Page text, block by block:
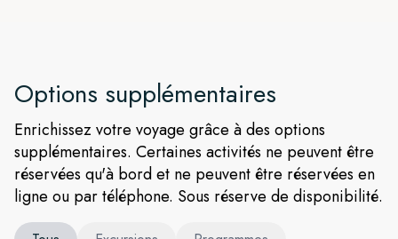
Options supplémentaires
Enrichissez votre voyage grâce à des options
supplémentaires. Certaines activités ne peuvent être
réservées qu'à bord et ne peuvent être réservées en
ligne ou par téléphone. Sous réserve de disponibilité.